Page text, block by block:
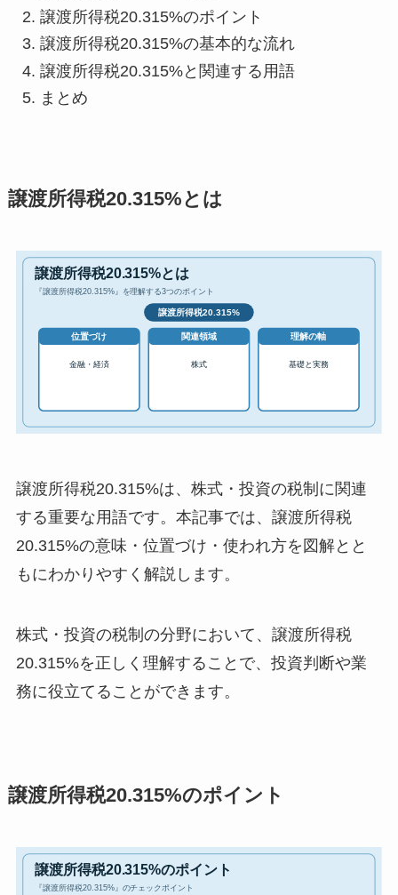
譲渡所得税20.315%のポイント
譲渡所得税20.315%の基本的な流れ
譲渡所得税20.315%と関連する用語
まとめ
譲渡所得税20.315%とは
譲渡所得税20.315%は、株式・投資の税制に関連
する重要な用語です。本記事では、譲渡所得税
20.315%の意味・位置づけ・使われ方を図解とと
もにわかりやすく解説します。
株式・投資の税制の分野において、譲渡所得税
20.315%を正しく理解することで、投資判断や業
務に役立てることができます。
譲渡所得税20.315%のポイント